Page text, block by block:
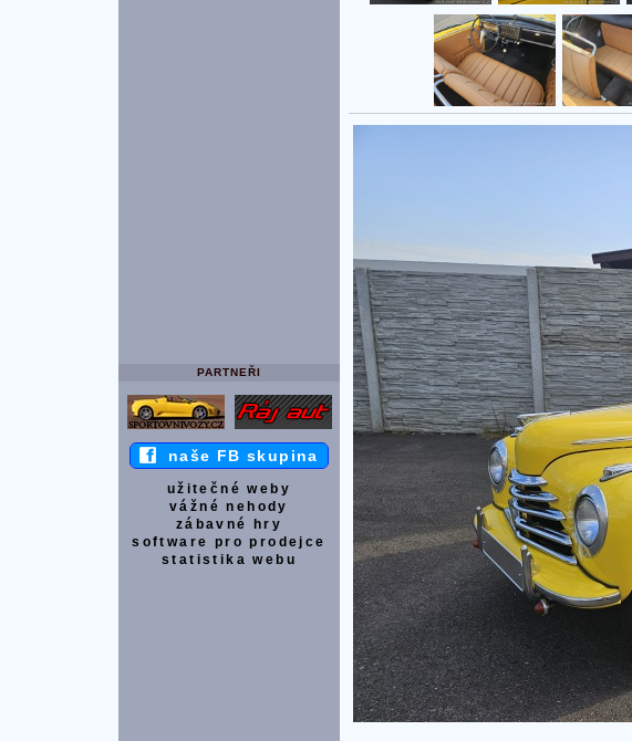
PARTNEŘI
naše FB skupina
užitečné weby
vážné nehody
zábavné hry
software pro prodejce
statistika webu